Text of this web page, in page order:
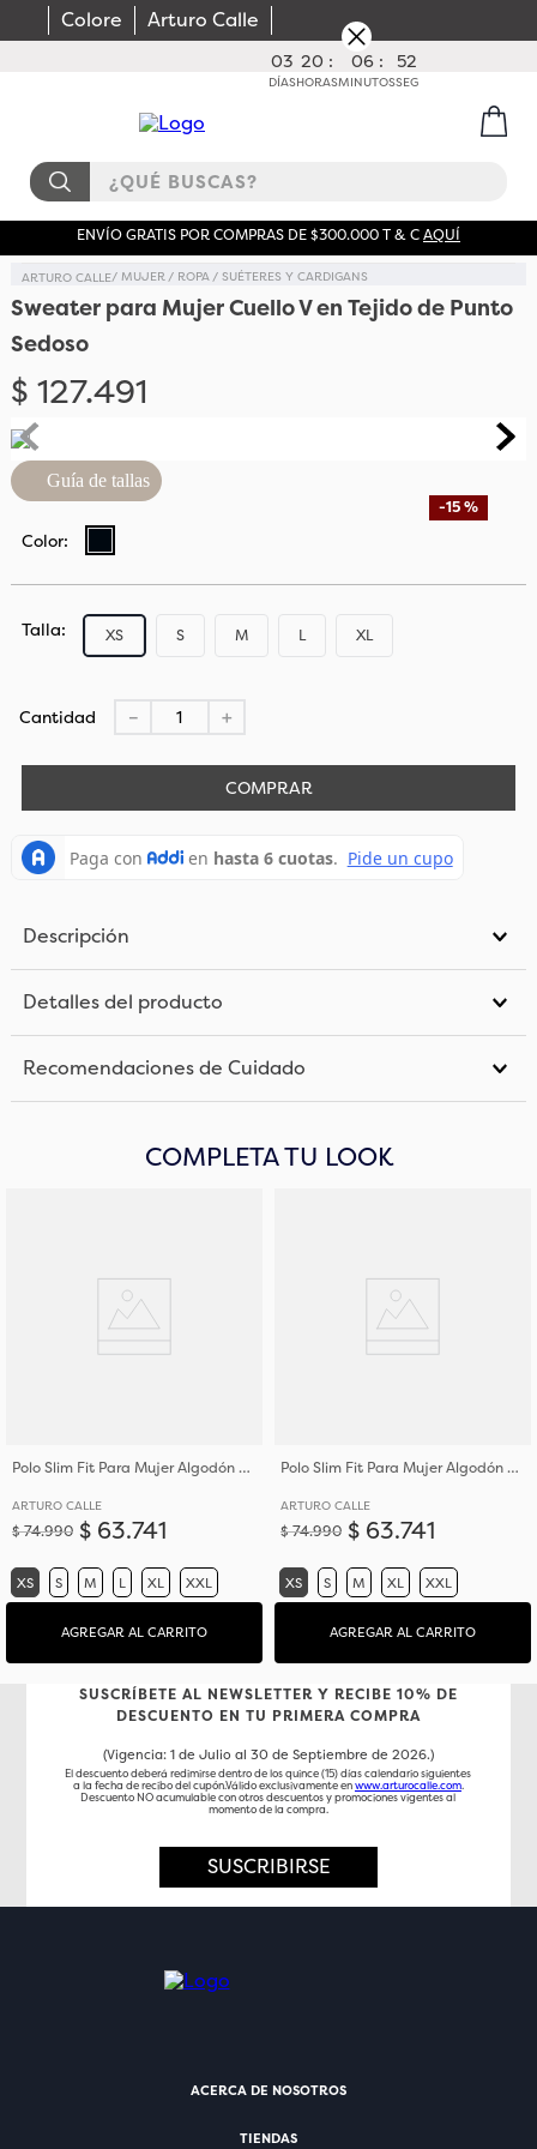
Colore Arturo Calle
03
DÍAS
20 :
HORAS
06:
MINUTOS
52
SEG
¿QUÉ BUSCAS?
ENVÍO GRATIS POR COMPRAS DE $300.000 T & CAQUÍ
MUJER ROPA SUÉTERES Y CARDIGANS
Sweater para Mujer Cuello V en Tejido de Punto
Sedoso
$ 127.491
-15 %
Guía de tallas
Talla XS S M L XL
Cantidad ＋
－
COMPRAR
Descripción
Detalles del producto
Recomendaciones de Cuidado
COMPLETA TU LOOK
Polo Slim Fit Para Mujer Algodón de Tejido de Punto
ARTURO CALLE
$74.990 $ 63.741
XS S M L XL XXL
AGREGAR AL CARRITO
Polo Slim Fit Para Mujer Algodón de Tejido de Punto
ARTURO CALLE
$74.990 $ 63.741
XS S M XL XXL
AGREGAR AL CARRITO
SUSCRÍBETE AL NEWSLETTER Y RECIBE 10% DE
DESCUENTO EN TU PRIMERA COMPRA
(Vigencia: 1 de Julio al 30 de Septiembre de 2026.)
El descuento deberá redimirse dentro de los quince (15) días calendario siguientes
a la fecha de recibo del cupón.Válido exclusivamente enwww.arturocalle.com.
Descuento NO acumulable con otros descuentos y promociones vigentes al
momento de la compra.
SUSCRIBIRSE
ACERCA DE NOSOTROS
TIENDAS